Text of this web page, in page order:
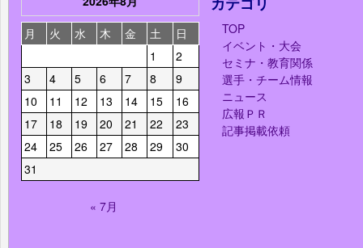
月
火 水 木 金 土
日
1
2
3
4 5 6 7 8
9
10
11 12 13 14 15
16
17
18 19 20 21 22
23
24
25 26 27 28 29
30
31
« 7月
TOP
イベント・大会
セミナ・教育関係
選手・チーム情報
ニュース
広報ＰＲ
記事掲載依頼